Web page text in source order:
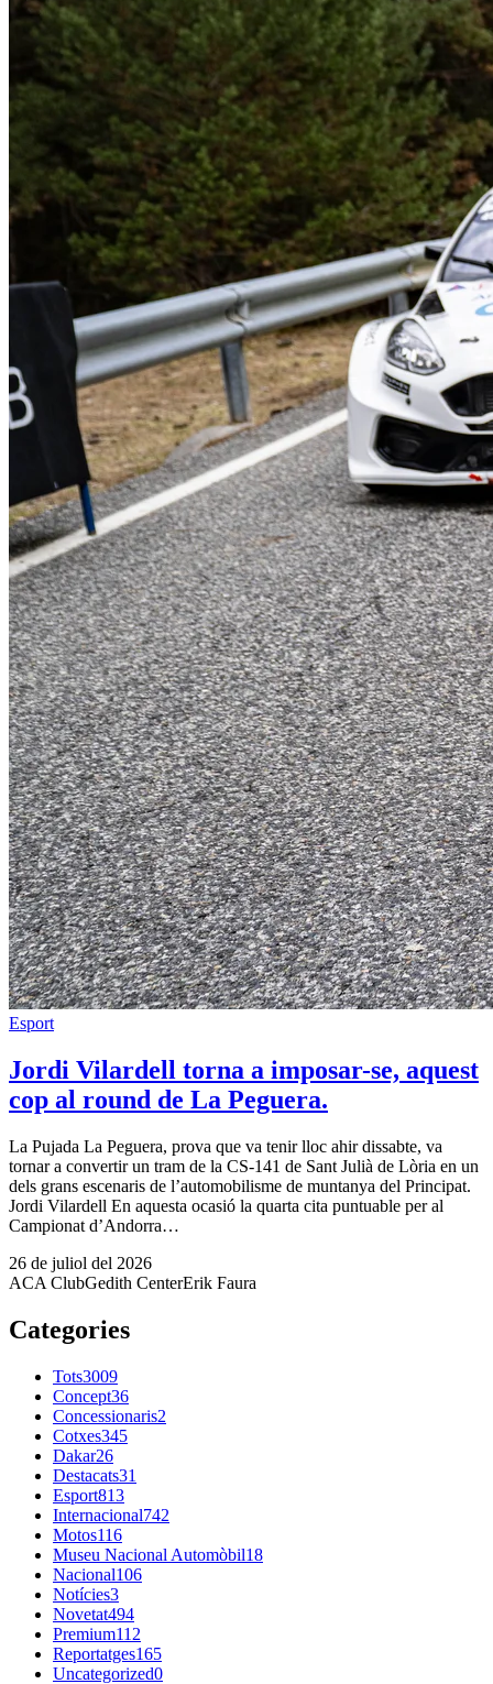
Esport
Jordi Vilardell torna a imposar-se, aquest
cop al round de La Peguera.
La Pujada La Peguera, prova que va tenir lloc ahir dissabte, va
tornar a convertir un tram de la CS-141 de Sant Julià de Lòria en un
dels grans escenaris de l’automobilisme de muntanya del Principat.
Jordi Vilardell En aquesta ocasió la quarta cita puntuable per al
Campionat d’Andorra…
26 de juliol del 2026
ACA ClubGedith CenterErik Faura
Categories
Tots3009
Concept36
Concessionaris2
Cotxes345
Dakar26
Destacats31
Esport813
Internacional742
Motos116
Museu Nacional Automòbil18
Nacional106
Notícies3
Novetat494
Premium112
Reportatges165
Uncategorized0